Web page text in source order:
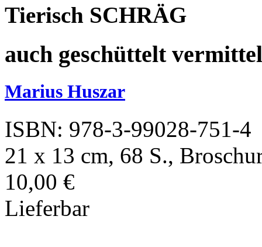
Tierisch SCHRÄG
auch geschüttelt
Marius Huszar
ISBN: 978-3-99028-751-4
21 x 13 cm, 68 S.,
10,00 €
Lieferbar